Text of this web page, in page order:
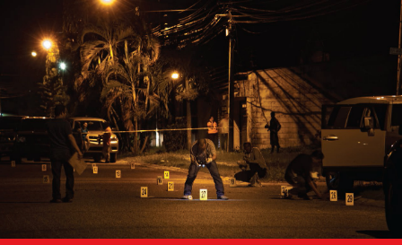
#Honduras-
general-
context.jpg